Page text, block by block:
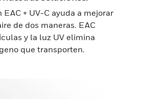
+ UV-C ayuda a mejorar
de dos maneras. EAC
y la luz UV elimina
que transporten.